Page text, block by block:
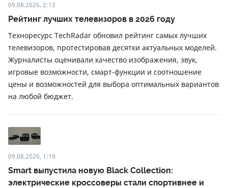
09.08.2026, 2:13
Рейтинг лучших телевизоров в 2026 году
Техноресурс TechRadar обновил рейтинг самых лучших
телевизоров, протестировав десятки актуальных моделей.
Журналисты оценивали качество изображения, звук,
игровые возможности, смарт-функции и соотношение
цены и возможностей для выбора оптимальных вариантов
на любой бюджет.
09.08.2026, 1:19
Smart выпустила новую Black Collection:
электрические кроссоверы стали спортивнее и